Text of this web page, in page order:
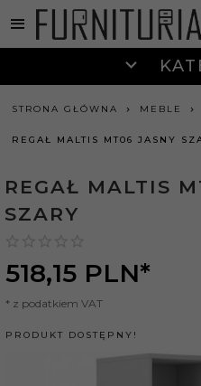
STRONA GŁÓWNA MEBLE
REGAŁ MALTIS MT06 JASNY
REGAŁ MALTIS
SZARY
518,15 PLN*
* z podatkiem VAT
PRODUKT DOSTĘPNY!